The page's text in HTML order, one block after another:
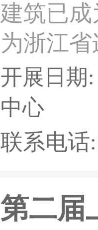
建筑已
为浙江
终致力
台。本
联合浙
十余家
限公司
开展日期
中心
联系电话
第二届